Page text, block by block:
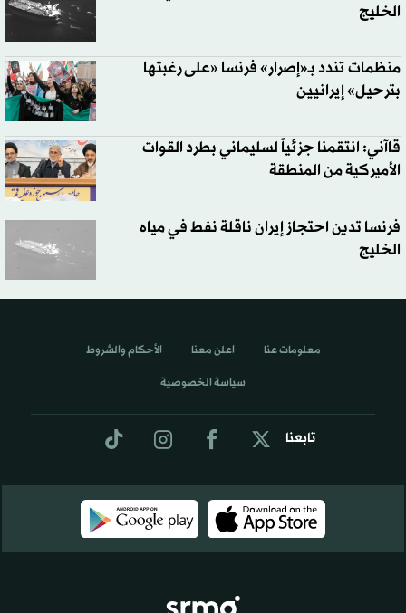
الخليج
منظمات تندد بـ«إصرار» فرنسا «على رغبتها
بترحيل» إيرانيين
قاآني: انتقمنا جزئياً لسليماني بطرد القوات
الأميركية من المنطقة
فرنسا تدين احتجاز إيران ناقلة نفط في مياه
الخليج
تابعنا
معلومات عنا اعلن معنا الأحكام والشروط
سياسة الخصوصية